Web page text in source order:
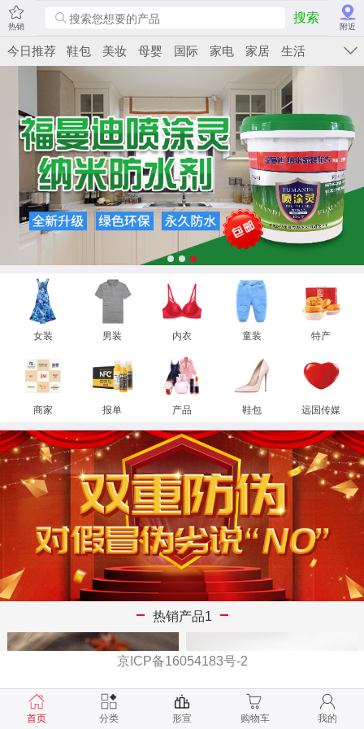
热销
搜索
附近
今日推荐 鞋包 美妆 母婴 国际 家电 家居 生活
女装 男装 内衣 童装 特产
商家 报单 产品 鞋包 远国传媒
热销产品1
京ICP备16054183号-2
首页 分类 形宣 购物车 我的